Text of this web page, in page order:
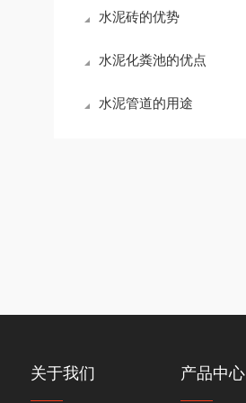
水泥砖的优势
水泥化粪池的优点
水泥管道的用途
关于我们 产品中心